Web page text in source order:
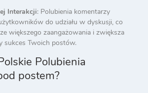
Interakcji: Polubienia komentarzy
do udziału w dyskusji, co
większego zaangażowania i zwiększa
sukces Twoich postów.
Polubienia
postem?